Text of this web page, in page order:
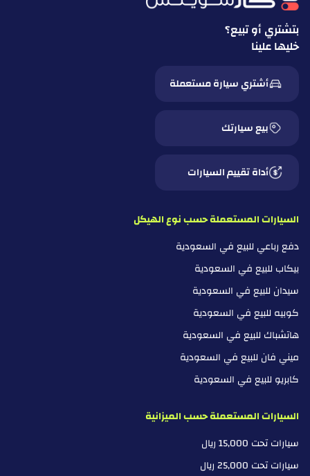
سيون
ساوايست
تاتا
بتشتري أو تبيع؟
خليها علينا
أشتري سيارة مستعملة
بيع سيارتك
أداة تقييم السيارات
السيارات المستعملة حسب نوع الهيكل
دفع رباعي للبيع في السعودية
بيكاب للبيع في السعودية
سيدان للبيع في السعودية
كوبيه للبيع في السعودية
هاتشباك للبيع في السعودية
ميني فان للبيع في السعودية
كابريو للبيع في السعودية
السيارات المستعملة حسب الميزانية
سيارات تحت 15,000 ريال
سيارات تحت 25,000 ريال